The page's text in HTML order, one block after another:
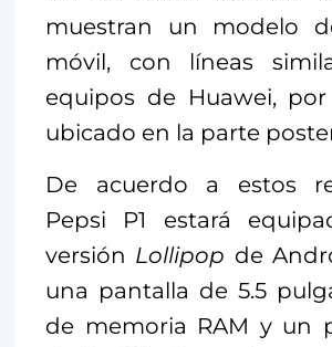
muestran un modelo
móvil, con líneas
equipos de Huawei,
ubicado en la parte
De acuerdo a estos
Pepsi P1 estará
versión Lollipop de
una pantalla de 5.5
de memoria RAM y un